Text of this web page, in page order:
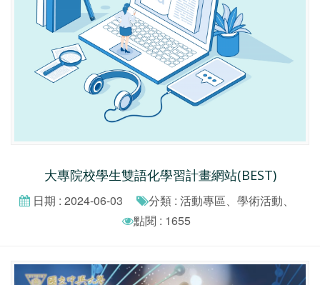
大專院校學生雙語化學習計畫網站(BEST)
日期 : 2024-06-03
分類 : 活動專區、學術活動、
點閱 : 1655